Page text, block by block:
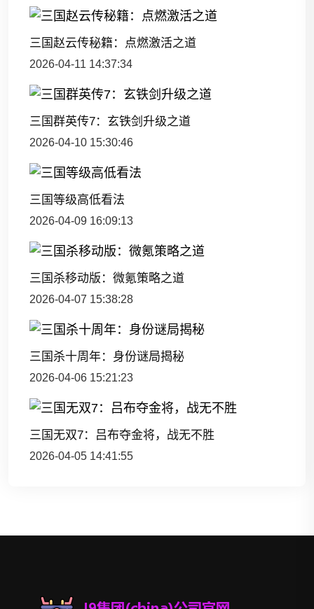
三国赵云传秘籍：点燃激活之道
2026-04-11 14:37:34
三国群英传7：玄铁剑升级之道
2026-04-10 15:30:46
三国等级高低看法
2026-04-09 16:09:13
三国杀移动版：微氪策略之道
2026-04-07 15:38:28
三国杀十周年：身份谜局揭秘
2026-04-06 15:21:23
三国无双7：吕布夺金将，战无不胜
2026-04-05 14:41:55